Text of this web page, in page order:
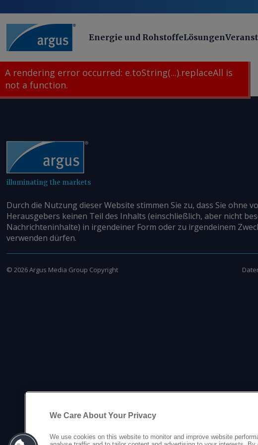
Energie und RohstoffeLösungen
A rendering error occurred: e.toString(...).replaceAll is
not a function.
illuminating the markets
Durch die Nutzung dieser Website stimmen Sie zu, dass Sie ohne
Herausgebers keinen Teil des Inhalts (einschließlich, aber nicht
Nachrichteninhalte) in irgendeiner Form oder zu irgendeinem
verwenden dürfen.
© 2026Argus Media Group Copyright
We Care About Your Privacy
We use cookies on this website to monitor and improve website